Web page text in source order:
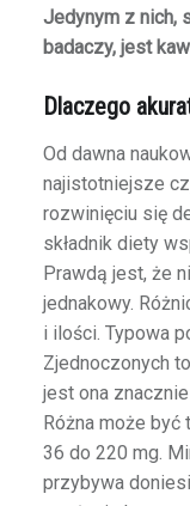
Jedynym z nich,
badaczy, jest
Dlaczego
Od dawna
najistotniejsze
rozwinięciu się
składnik diety
Prawdą jest, że
jednakowy.
i ilości. Typowa
Zjednoczonych
jest ona
Różna może
36 do 220 mg.
przybywa